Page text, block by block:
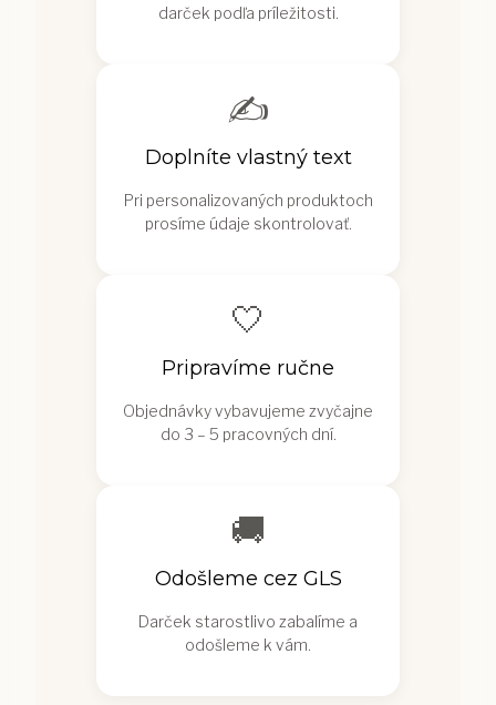
darček podľa príležitosti.
✍️
Doplníte vlastný text
Pri personalizovaných produktoch
prosíme údaje skontrolovať.
🤍
Pripravíme ručne
Objednávky vybavujeme zvyčajne
do 3 – 5 pracovných dní.
🚚
Odošleme cez GLS
Darček starostlivo zabalíme a
odošleme k vám.